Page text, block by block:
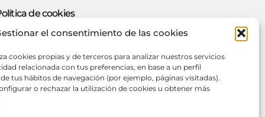
el consentimiento de las cookies
cookies propias y de terceros para analizar nuestros servicios
relacionada con tus preferencias, en base a un perfil
tus hábitos de navegación (por ejemplo, páginas visitadas).
o rechazar la utilización de cookies u obtener más
de cookies
de contratación
de desistimiento
puedes ejercer tu derecho de